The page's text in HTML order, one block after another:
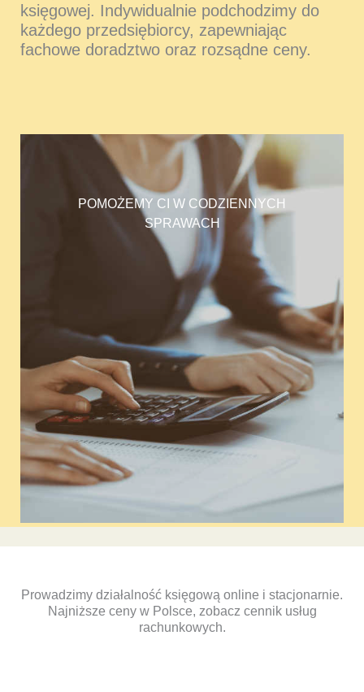
księgowej. Indywidualnie podchodzimy do
każdego przedsiębiorcy, zapewniając
fachowe doradztwo oraz rozsądne ceny.
POMOŻEMY CI W CODZIENNYCH
SPRAWACH
Prowadzimy działalność księgową online i stacjonarnie.
Najniższe ceny w Polsce, zobacz cennik usług
rachunkowych.